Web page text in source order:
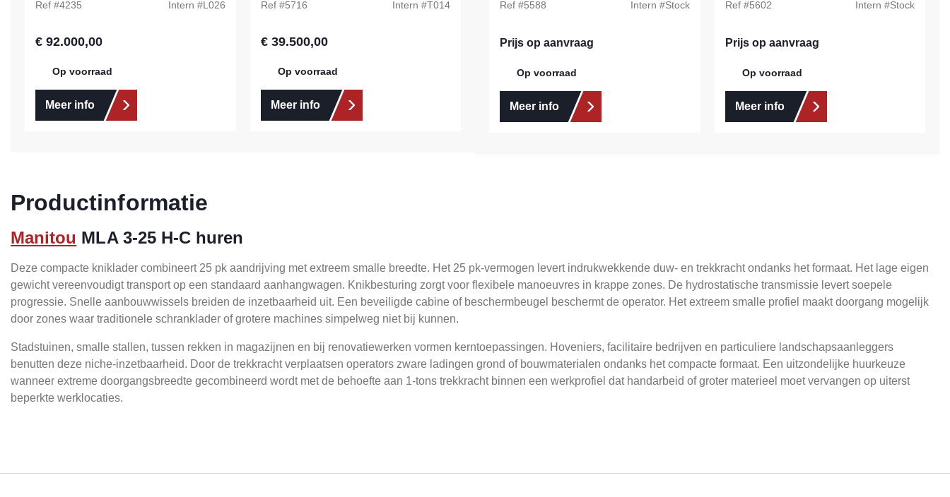
Ref #4235 Intern #L026
Normale prijs:
€ 92.000,00
Op voorraad
Meer info
Ref #5716 Intern #T014
Normale prijs:
€ 39.500,00
Op voorraad
Meer info
Ref #5588 Intern #Stock
Prijs op aanvraag
Op voorraad
Meer info
Ref #5602 Intern #Stock
Prijs op aanvraag
Op voorraad
Meer info
Productinformatie
Manitou MLA 3-25 H-C huren
Deze compacte kniklader combineert 25 pk aandrijving met extreem smalle breedte. Het 25 pk-vermogen levert indrukwekkende duw- en trekkracht ondanks het formaat. Het lage eigen
gewicht vereenvoudigt transport op een standaard aanhangwagen. Knikbesturing zorgt voor flexibele manoeuvres in krappe zones. De hydrostatische transmissie levert soepele
progressie. Snelle aanbouwwissels breiden de inzetbaarheid uit. Een beveiligde cabine of beschermbeugel beschermt de operator. Het extreem smalle profiel maakt doorgang mogelijk
door zones waar traditionele schranklader of grotere machines simpelweg niet bij kunnen.
Stadstuinen, smalle stallen, tussen rekken in magazijnen en bij renovatiewerken vormen kerntoepassingen. Hoveniers, facilitaire bedrijven en particuliere landschapsaanleggers
benutten deze niche-inzetbaarheid. Door de trekkracht verplaatsen operators zware ladingen grond of bouwmaterialen ondanks het compacte formaat. Een uitzondelijke huurkeuze
wanneer extreme doorgangsbreedte gecombineerd wordt met de behoefte aan 1-tons trekkracht binnen een werkprofiel dat handarbeid of groter materieel moet vervangen op uiterst
beperkte werklocaties.